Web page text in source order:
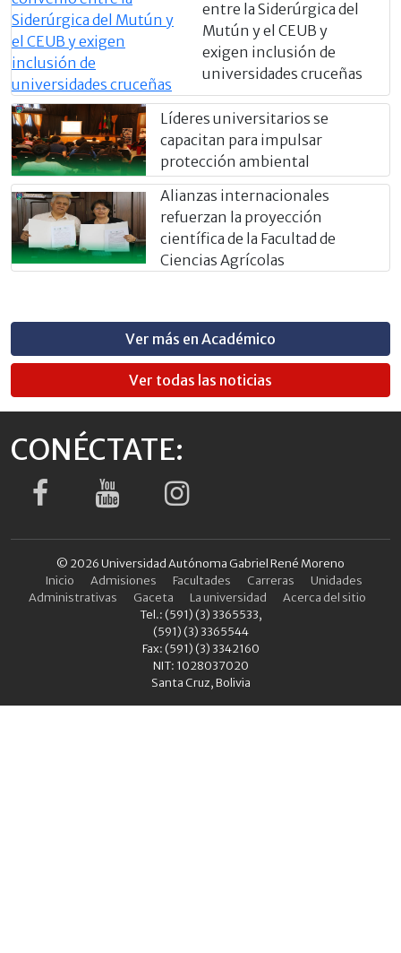
entre la Siderúrgica del
Mutún y el CEUB y
exigen inclusión de
universidades cruceñas
Líderes universitarios se
capacitan para impulsar
protección ambiental
Alianzas internacionales
refuerzan la proyección
científica de la Facultad de
Ciencias Agrícolas
Ver más en Académico
Ver todas las noticias
CONÉCTATE:
© 2026 Universidad Autónoma Gabriel René Moreno
Inicio
Admisiones Facultades Carreras
Unidades
Administrativas
Gaceta La universidad
Acerca del sitio
Tel.: (591) (3) 3365533,
(591) (3) 3365544
Fax: (591) (3) 3342160
NIT: 1028037020
Santa Cruz, Bolivia